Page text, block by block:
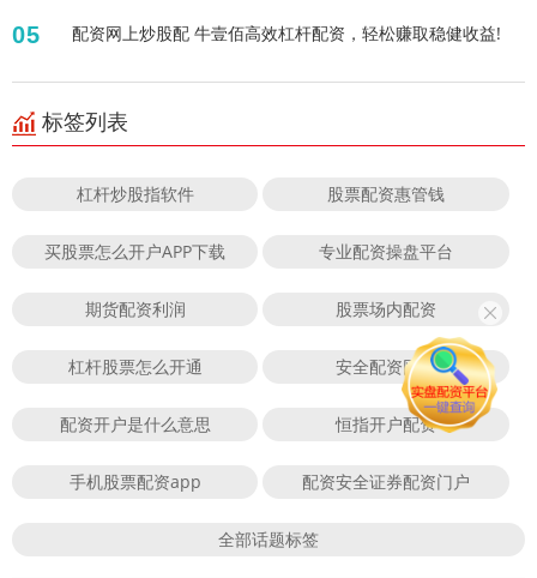
05 配资网上炒股配 牛壹佰高效杠杆配资，轻松赚取稳健收益!
标签列表
杠杆炒股指软件 股票配资惠管钱
买股票怎么开户APP下载 专业配资操盘平台
期货配资利润 股票场内配资
杠杆股票怎么开通 安全配资网站
配资开户是什么意思 恒指开户配资
手机股票配资app 配资安全证券配资门户
全部话题标签